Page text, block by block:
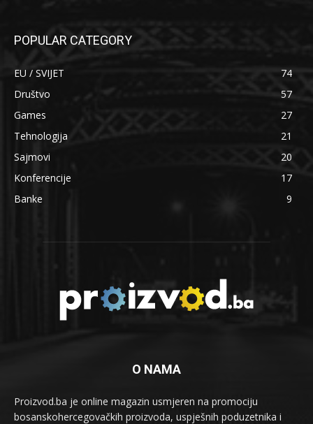
POPULAR CATEGORY
EU / SVIJET
74
Društvo
57
Games
27
Tehnologija
21
Sajmovi
20
Konferencije
17
Banke
9
O NAMA
Proizvod.ba je online magazin usmjeren na promociju
bosanskohercegovačkih proizvoda, uspješnih poduzetnika i